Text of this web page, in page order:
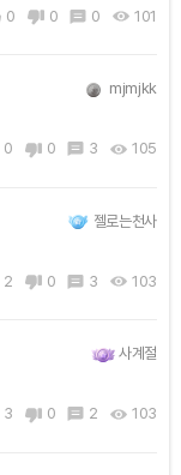
0 0 0 101
mjmjkk
0 0 3 105
젤로는천사
2 0 3 103
사계절
3 0 2 103